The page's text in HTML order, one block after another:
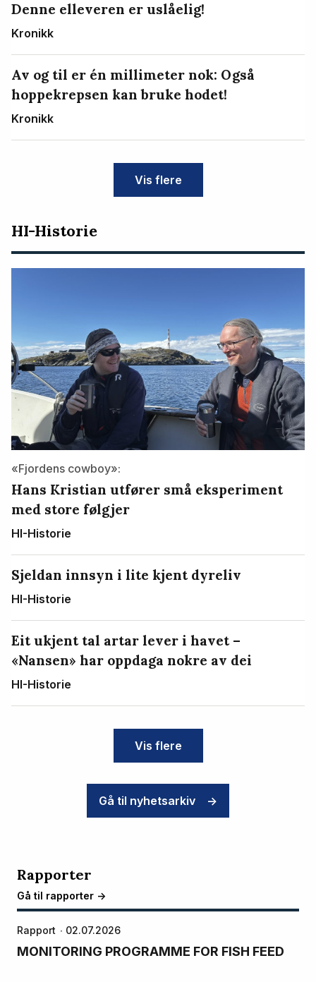
Denne elleveren er uslåelig!
Kronikk
Av og til er én millimeter nok: Også
hoppekrepsen kan bruke hodet!
Kronikk
Vis flere
HI-Historie
«Fjordens cowboy»:
Hans Kristian utfører små eksperiment
med store følgjer
HI-Historie
Sjeldan innsyn i lite kjent dyreliv
HI-Historie
Eit ukjent tal artar lever i havet –
«Nansen» har oppdaga nokre av dei
HI-Historie
Vis flere
Gå til nyhetsarkiv ->
Rapporter
Gå til rapporter ->
Rapport 02.07.2026
MONITORING PROGRAMME FOR FISH FEED